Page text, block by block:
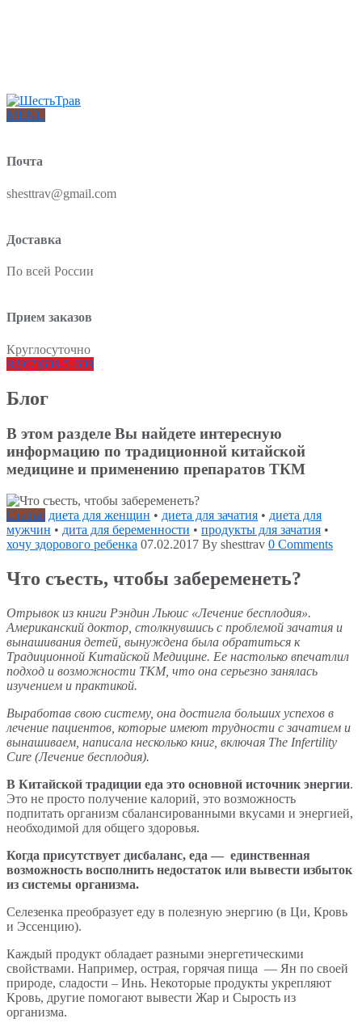
MENU
Почта
shesttrav@gmail.com
Доставка
По всей России
Прием заказов
Круглосуточно
8(967)608-5-608
Блог
В этом разделе Вы найдете интересную
информацию по традиционной китайской
медицине и применению препаратов ТКМ
Статьи диета для женщин • диета для зачатия • диета для
мужчин • дита для беременности • продукты для зачатия •
хочу здорового ребенка 07.02.2017 By shesttrav 0 Comments
Что съесть, чтобы забеременеть?
Отрывок из книги Рэндин Льюис «Лечение бесплодия».
Американский доктор, столкнувшись с проблемой зачатия и
вынашивания детей, вынуждена была обратиться к
Традиционной Китайской Медицине. Ее настолько впечатлил
подход и возможности ТКМ, что она серьезно занялась
изучением и практикой.
Выработав свою систему, она достигла больших успехов в
лечение пациентов, которые имеют трудности с зачатием и
вынашиваем, написала несколько книг, включая The Infertility
Cure (Лечение бесплодия).
В Китайской традиции еда это основной источник энергии.
Это не просто получение калорий, это возможность
подпитать организм сбалансированными вкусами и энергией,
необходимой для общего здоровья.
Когда присутствует дисбаланс, еда — единственная
возможность восполнить недостаток или вывести избыток
из системы организма.
Селезенка преобразует еду в полезную энергию (в Ци, Кровь
и Эссенцию).
Каждый продукт обладает разными энергетическими
свойствами. Например, острая, горячая пища — Ян по своей
природе, сладости – Инь. Некоторые продукты укрепляют
Кровь, другие помогают вывести Жар и Сырость из
организма.